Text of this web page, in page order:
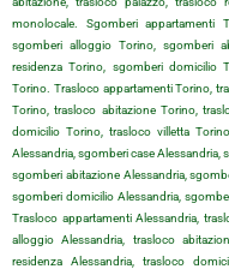
monolocale. Sgomberi appartamenti
sgomberi alloggio Torino, sgomberi
residenza Torino, sgomberi domicilio
Torino. Trasloco appartamenti Torino,
Torino, trasloco abitazione Torino,
domicilio Torino, trasloco villetta
Alessandria, sgomberi case Alessandria,
sgomberi abitazione Alessandria,
sgomberi domicilio Alessandria,
Trasloco appartamenti Alessandria,
alloggio Alessandria, trasloco
residenza Alessandria, trasloco